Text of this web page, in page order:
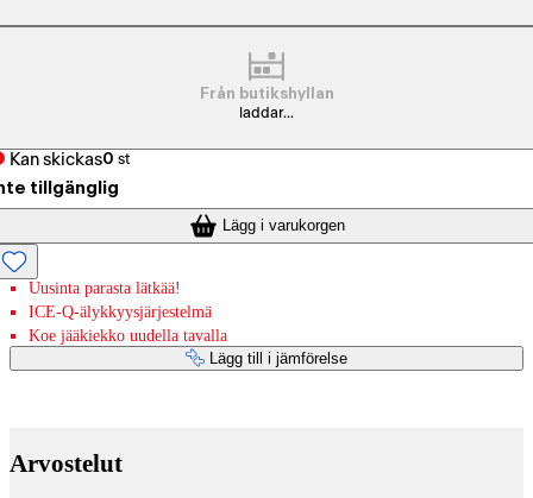
Från butikshyllan
laddar...
Kan skickas0 st
tillgänglig
Lägg i varukorgen
Uusinta parasta lätkää!
ICE-Q-älykkyysjärjestelmä
Koe jääkiekko uudella tavalla
Lägg till i jämförelse
Arvostelut